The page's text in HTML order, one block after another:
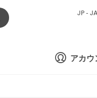
アカウ
JP -